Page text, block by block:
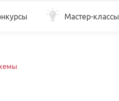
Мастер-классы